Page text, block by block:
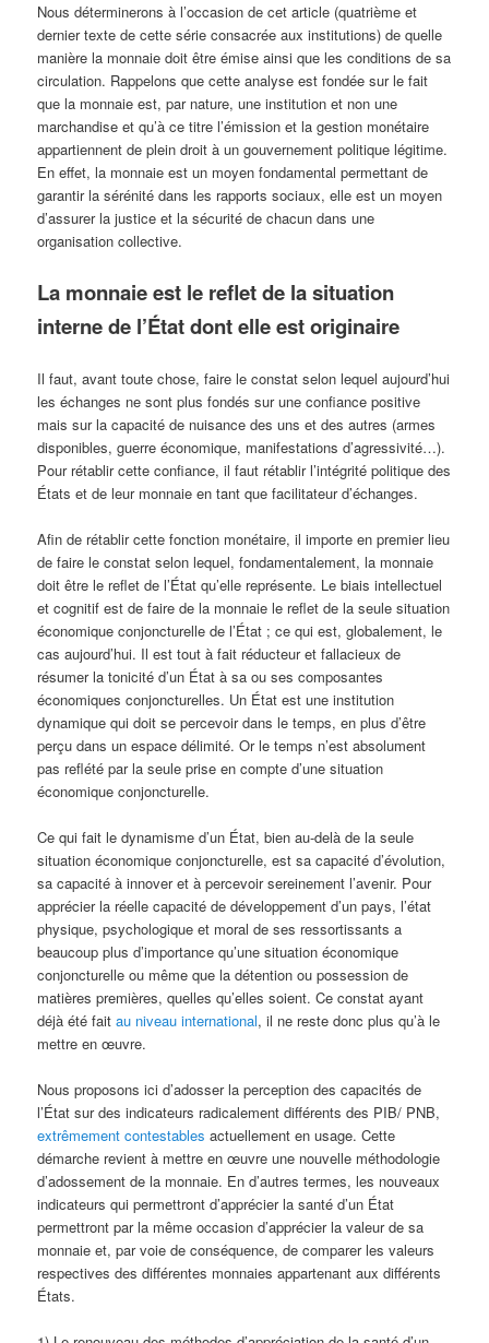
Nous déterminerons à l’occasion de cet article (quatrième et
dernier texte de cette série consacrée aux institutions) de quelle
manière la monnaie doit être émise ainsi que les conditions de sa
circulation. Rappelons que cette analyse est fondée sur le fait
que la monnaie est, par nature, une institution et non une
marchandise et qu’à ce titre l’émission et la gestion monétaire
appartiennent de plein droit à un gouvernement politique légitime.
En effet, la monnaie est un moyen fondamental permettant de
garantir la sérénité dans les rapports sociaux, elle est un moyen
d’assurer la justice et la sécurité de chacun dans une
organisation collective.
La monnaie est le reflet de la situation
interne de l’État dont elle est originaire
Il faut, avant toute chose, faire le constat selon lequel aujourd’hui
les échanges ne sont plus fondés sur une confiance positive
mais sur la capacité de nuisance des uns et des autres (armes
disponibles, guerre économique, manifestations d’agressivité…).
Pour rétablir cette confiance, il faut rétablir l’intégrité politique des
États et de leur monnaie en tant que facilitateur d’échanges.
Afin de rétablir cette fonction monétaire, il importe en premier lieu
de faire le constat selon lequel, fondamentalement, la monnaie
doit être le reflet de l’État qu’elle représente. Le biais intellectuel
et cognitif est de faire de la monnaie le reflet de la seule situation
économique conjoncturelle de l’État ; ce qui est, globalement, le
cas aujourd’hui. Il est tout à fait réducteur et fallacieux de
résumer la tonicité d’un État à sa ou ses composantes
économiques conjoncturelles. Un État est une institution
dynamique qui doit se percevoir dans le temps, en plus d’être
perçu dans un espace délimité. Or le temps n’est absolument
pas reflété par la seule prise en compte d’une situation
économique conjoncturelle.
Ce qui fait le dynamisme d’un État, bien au-delà de la seule
situation économique conjoncturelle, est sa capacité d’évolution,
sa capacité à innover et à percevoir sereinement l’avenir. Pour
apprécier la réelle capacité de développement d’un pays, l’état
physique, psychologique et moral de ses ressortissants a
beaucoup plus d’importance qu’une situation économique
conjoncturelle ou même que la détention ou possession de
matières premières, quelles qu’elles soient. Ce constat ayant
déjà été faitau niveau international, il ne reste donc plus qu’à le
mettre en œuvre.
Nous proposons ici d’adosser la perception des capacités de
l’État sur des indicateurs radicalement différents des PIB/ PNB,
extrêmement contestables actuellement en usage. Cette
démarche revient à mettre en œuvre une nouvelle méthodologie
d’adossement de la monnaie. En d’autres termes, les nouveaux
indicateurs qui permettront d’apprécier la santé d’un État
permettront par la même occasion d’apprécier la valeur de sa
monnaie et, par voie de conséquence, de comparer les valeurs
respectives des différentes monnaies appartenant aux différents
États.